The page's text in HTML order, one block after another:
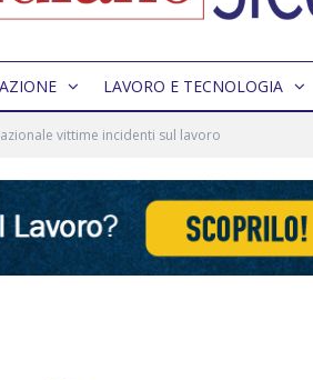
LAVORO E TECNOLOGIA
vittime incidenti sul lavoro